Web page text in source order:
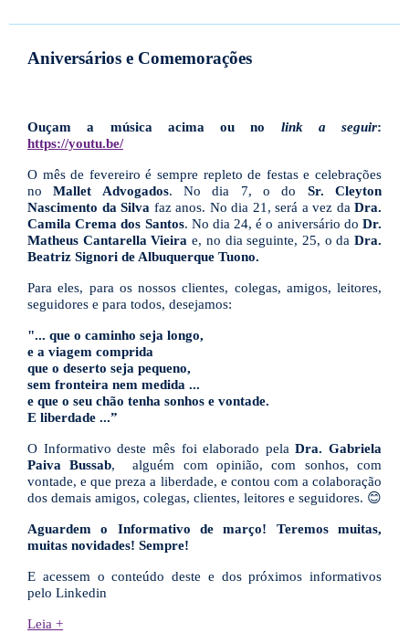
Aniversários e Comemorações
Ouçam a música acima ou no link a seguir:
https://youtu.be/
O mês de fevereiro é sempre repleto de festas e celebrações
noMallet Advogados. No dia 7, o do Sr. Cleyton
Nascimento da Silva faz anos. No dia 21, será a vez da Dra.
Camila Crema dos Santos. No dia 24, é o aniversário doDr.
Matheus Cantarella Vieirae, no dia seguinte, 25, o daDra.
Beatriz Signori de Albuquerque Tuono.
Para eles, para os nossos clientes, colegas, amigos, leitores,
seguidores e para todos, desejamos:
"... que o caminho seja longo,
e a viagem comprida
que o deserto seja pequeno,
sem fronteira nem medida ...
e que o seu chão tenha sonhos e vontade.
E liberdade ...”
O Informativo deste mês foi elaborado pelaDra. Gabriela
Paiva Bussab, alguém com opinião, com sonhos, com
vontade, e que preza a liberdade, e contou com a colaboração
dos demais amigos, colegas, clientes, leitores e seguidores. 😊
Aguardem o Informativo de março! Teremos muitas,
muitas novidades! Sempre!
E acessem o conteúdo deste e dos próximos informativos
pelo Linkedin
Leia +